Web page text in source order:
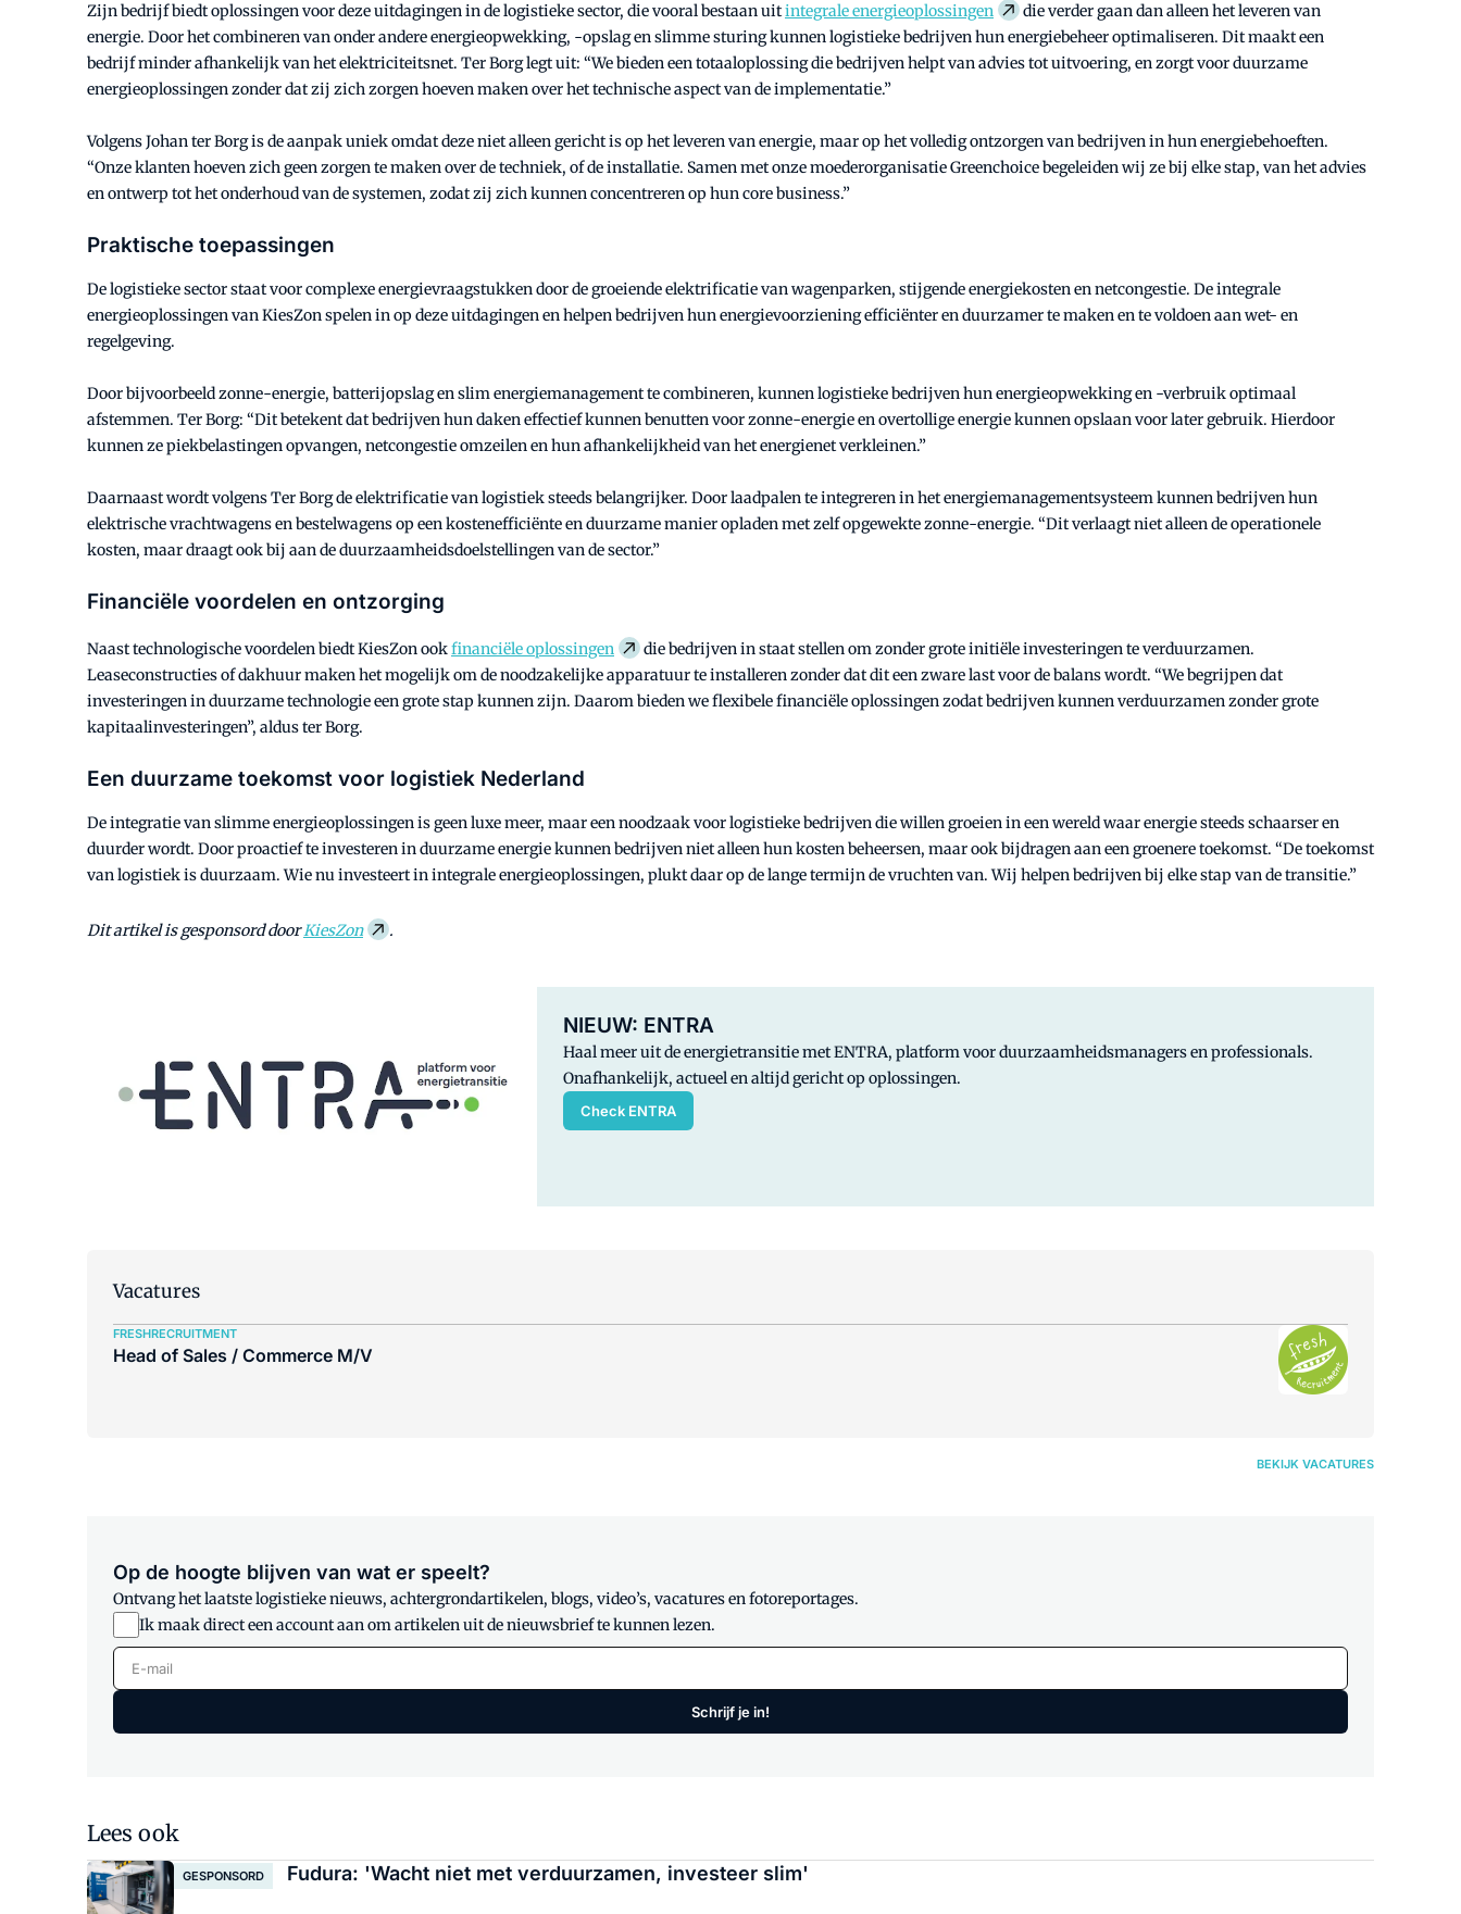
Zijn bedrijf biedt oplossingen voor deze uitdagingen in de logistieke sector, die vooral bestaan uitintegrale energieoplossingen
die verder gaan dan alleen het leveren van
energie. Door het combineren van onder andere energieopwekking, -opslag en slimme sturing kunnen logistieke bedrijven hun energiebeheer optimaliseren. Dit maakt een
bedrijf minder afhankelijk van het elektriciteitsnet. Ter Borg legt uit: “We bieden een totaaloplossing die bedrijven helpt van advies tot uitvoering, en zorgt voor duurzame
energieoplossingen zonder dat zij zich zorgen hoeven maken over het technische aspect van de implementatie.”
Volgens Johan ter Borg is de aanpak uniek omdat deze niet alleen gericht is op het leveren van energie, maar op het volledig ontzorgen van bedrijven in hun energiebehoeften.
“Onze klanten hoeven zich geen zorgen te maken over de techniek, of de installatie. Samen met onze moederorganisatie Greenchoice begeleiden wij ze bij elke stap, van het advies
en ontwerp tot het onderhoud van de systemen, zodat zij zich kunnen concentreren op hun core business.”
Praktische toepassingen
De logistieke sector staat voor complexe energievraagstukken door de groeiende elektrificatie van wagenparken, stijgende energiekosten en netcongestie. De integrale
energieoplossingen van KiesZon spelen in op deze uitdagingen en helpen bedrijven hun energievoorziening efficiënter en duurzamer te maken en te voldoen aan wet- en
regelgeving.
Door bijvoorbeeld zonne-energie, batterijopslag en slim energiemanagement te combineren, kunnen logistieke bedrijven hun energieopwekking en -verbruik optimaal
afstemmen. Ter Borg: “Dit betekent dat bedrijven hun daken effectief kunnen benutten voor zonne-energie en overtollige energie kunnen opslaan voor later gebruik. Hierdoor
kunnen ze piekbelastingen opvangen, netcongestie omzeilen en hun afhankelijkheid van het energienet verkleinen.”
Daarnaast wordt volgens Ter Borg de elektrificatie van logistiek steeds belangrijker. Door laadpalen te integreren in het energiemanagementsysteem kunnen bedrijven hun
elektrische vrachtwagens en bestelwagens op een kostenefficiënte en duurzame manier opladen met zelf opgewekte zonne-energie. “Dit verlaagt niet alleen de operationele
kosten, maar draagt ook bij aan de duurzaamheidsdoelstellingen van de sector.”
Financiële voordelen en ontzorging
Naast technologische voordelen biedt KiesZon ookfinanciële oplossingen
die bedrijven in staat stellen om zonder grote initiële investeringen te verduurzamen.
Leaseconstructies of dakhuur maken het mogelijk om de noodzakelijke apparatuur te installeren zonder dat dit een zware last voor de balans wordt. “We begrijpen dat
investeringen in duurzame technologie een grote stap kunnen zijn. Daarom bieden we flexibele financiële oplossingen zodat bedrijven kunnen verduurzamen zonder grote
kapitaalinvesteringen”, aldus ter Borg.
Een duurzame toekomst voor logistiek Nederland
De integratie van slimme energieoplossingen is geen luxe meer, maar een noodzaak voor logistieke bedrijven die willen groeien in een wereld waar energie steeds schaarser en
duurder wordt. Door proactief te investeren in duurzame energie kunnen bedrijven niet alleen hun kosten beheersen, maar ook bijdragen aan een groenere toekomst. “De toekomst
van logistiek is duurzaam. Wie nu investeert in integrale energieoplossingen, plukt daar op de lange termijn de vruchten van. Wij helpen bedrijven bij elke stap van de transitie.”
Dit artikel is gesponsord doorKiesZon .
NIEUW: ENTRA
Haal meer uit de energietransitie met ENTRA, platform voor duurzaamheidsmanagers en professionals.
Onafhankelijk, actueel en altijd gericht op oplossingen.
Check ENTRA
Vacatures
FRESHRECRUITMENT
Head of Sales / Commerce M/V
BEKIJK VACATURES
Op de hoogte blijven van wat er speelt?
Ontvang het laatste logistieke nieuws, achtergrondartikelen, blogs, video’s, vacatures en fotoreportages.
Ik maak direct een account aan om artikelen uit de nieuwsbrief te kunnen lezen.
E-mail
Schrijf je in!
Lees ook
GESPONSORD Fudura: 'Wacht niet met verduurzamen, investeer slim'